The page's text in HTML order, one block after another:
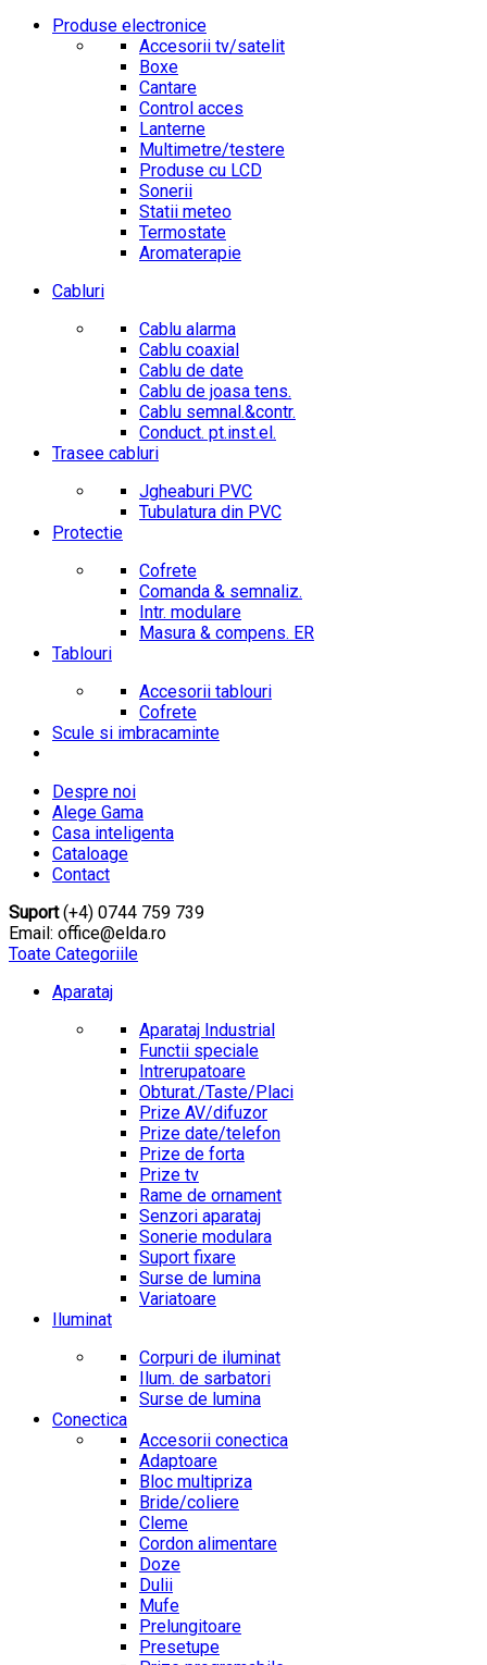
Produse electronice
Accesorii tv/satelit
Boxe
Cantare
Control acces
Lanterne
Multimetre/testere
Produse cu LCD
Sonerii
Statii meteo
Termostate
Aromaterapie
Cabluri
Cablu alarma
Cablu coaxial
Cablu de date
Cablu de joasa tens.
Cablu semnal.&contr.
Conduct. pt.inst.el.
Trasee cabluri
Jgheaburi PVC
Tubulatura din PVC
Protectie
Cofrete
Comanda & semnaliz.
Intr. modulare
Masura & compens. ER
Tablouri
Accesorii tablouri
Cofrete
Scule si imbracaminte
Despre noi
Alege Gama
Casa inteligenta
Cataloage
Contact
Suport(+4) 0744 759 739
Email: office@elda.ro
Toate Categoriile
Aparataj
Aparataj Industrial
Functii speciale
Intrerupatoare
Obturat./Taste/Placi
Prize AV/difuzor
Prize date/telefon
Prize de forta
Prize tv
Rame de ornament
Senzori aparataj
Sonerie modulara
Suport fixare
Surse de lumina
Variatoare
Iluminat
Corpuri de iluminat
Ilum. de sarbatori
Surse de lumina
Conectica
Accesorii conectica
Adaptoare
Bloc multipriza
Bride/coliere
Cleme
Cordon alimentare
Doze
Dulii
Mufe
Prelungitoare
Presetupe